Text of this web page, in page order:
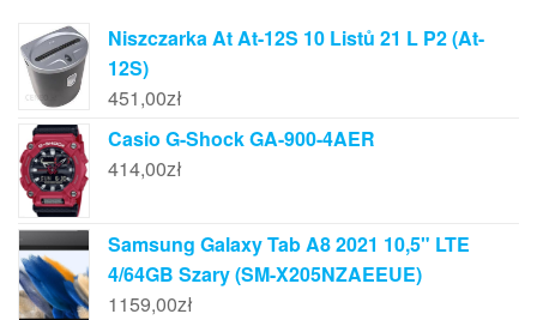
Niszczarka At At-12S 10 Listů 21 L P2 (At-
12S)
451,00zł
Casio G-Shock GA-900-4AER
414,00zł
Samsung Galaxy Tab A8 2021 10,5" LTE
4/64GB Szary (SM-X205NZAEEUE)
1159,00zł